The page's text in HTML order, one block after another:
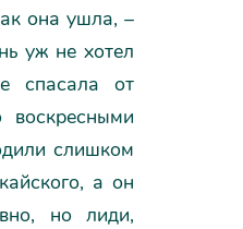
она ушла, –
уж не хотел
спасала от
слишком
а он
но лиди,